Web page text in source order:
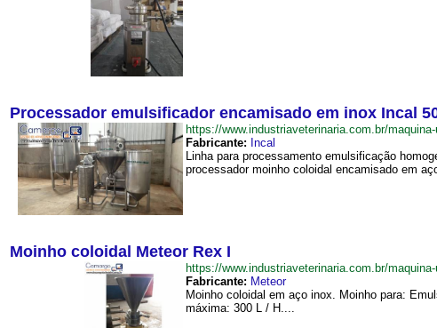
Processador emulsificador encamisado em inox Incal
https://www.industriaveterinaria.com.br/
Fabricante: Incal
Linha para processamento emulsificação
processador moinho coloidal encamisado em
Moinho coloidal Meteor Rex I
https://www.industriaveterinaria.com.br/
Fabricante: Meteor
Moinho coloidal em aço inox. Moinho para:
máxima: 300 L / H....